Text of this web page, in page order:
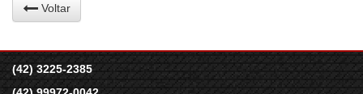
Voltar
(42) 3225-2385